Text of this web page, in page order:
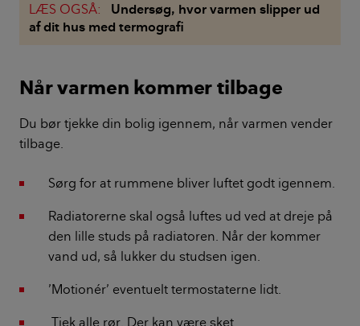
LÆS OGSÅ:
Undersøg, hvor varmen slipper ud
af dit hus med termografi
Når varmen kommer tilbage
Du bør tjekke din bolig igennem, når varmen vender
tilbage.
Sørg for at rummene bliver luftet godt igennem.
Radiatorerne skal også luftes ud ved at dreje på
den lille studs på radiatoren. Når der kommer
vand ud, så lukker du studsen igen.
’Motionér’ eventuelt termostaterne lidt.
Tjek alle rør. Der kan være sket